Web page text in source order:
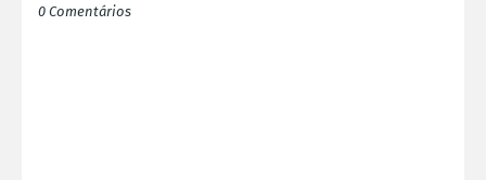
0 Comentários